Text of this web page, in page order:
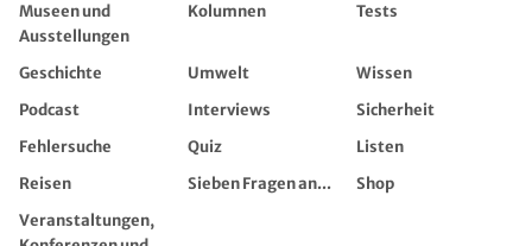
Museen und
Ausstellungen
Kolumnen Tests
Geschichte Umwelt
Wissen
Podcast
Interviews
Sicherheit
Fehlersuche
Quiz
Listen
Reisen
Sieben Fragen an...
Shop
Veranstaltungen,